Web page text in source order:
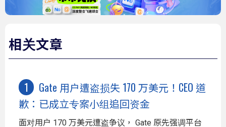
相关文章
Gate 用户遭盗损失 170 万美元！CEO 道
歉：已成立专案小组追回资金
面对用户 170 万美元遭盗争议， Gate 原先强调平台